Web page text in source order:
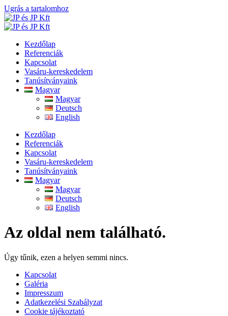
Ugrás a tartalomhoz
Kezdőlap
Referenciák
Kapcsolat
Vasáru-kereskedelem
Tanúsítványaink
Magyar
Magyar
Deutsch
English
Kezdőlap
Referenciák
Kapcsolat
Vasáru-kereskedelem
Tanúsítványaink
Magyar
Magyar
Deutsch
English
Az oldal nem található.
Úgy tűnik, ezen a helyen semmi nincs.
Kapcsolat
Galéria
Impresszum
Adatkezelési Szabályzat
Cookie tájékoztató